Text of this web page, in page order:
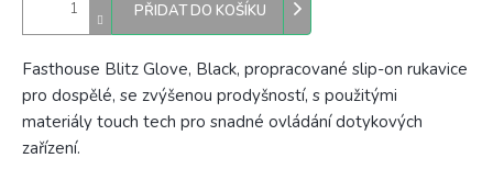
PŘIDAT DO KOŠÍKU
Fasthouse Blitz Glove, Black, propracované slip-on rukavice
pro dospělé, se zvýšenou prodyšností, s použitými
materiály touch tech pro snadné ovládání dotykových
zařízení.